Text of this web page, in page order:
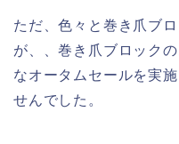
ただ、色々と巻き爪ブ
が、、巻き爪ブロック
なオータムセールを実
せんでした。